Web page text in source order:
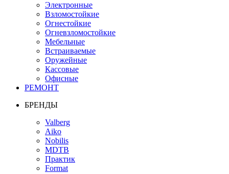
Электронные
Взломостойкие
Огнестойкие
Огневзломостойкие
Мебельные
Встраиваемые
Оружейные
Кассовые
Офисные
РЕМОНТ
БРЕНДЫ
Valberg
Aiko
Nobilis
MDTB
Практик
Format